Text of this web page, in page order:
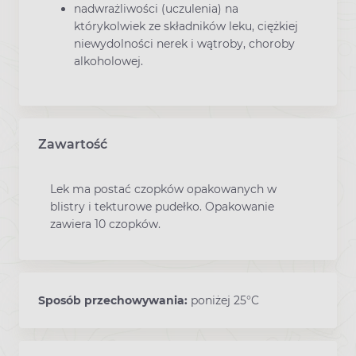
nadwrażliwości (uczulenia) na
którykolwiek ze składników leku, ciężkiej
niewydolności nerek i wątroby, choroby
alkoholowej.
Zawartość
Lek ma postać czopków opakowanych w
blistry i tekturowe pudełko. Opakowanie
zawiera 10 czopków.
Sposób przechowywania: poniżej 25°C